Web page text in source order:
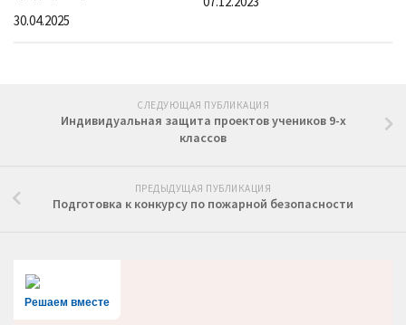
30.04.2025
СЛЕДУЮЩАЯ ПУБЛИКАЦИЯ
Индивидуальная защита проектов учеников 9-х
классов
ПРЕДЫДУЩАЯ ПУБЛИКАЦИЯ
Подготовка к конкурсу по пожарной безопасности
Решаем вместе